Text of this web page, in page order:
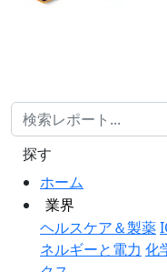
ホーム
業界
ヘルスケア＆製薬
ネルギーと電力 化
探す